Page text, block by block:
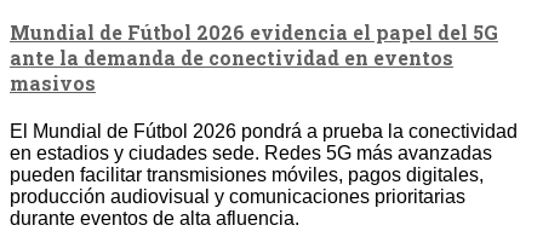
Mundial de Fútbol 2026 evidencia el papel del 5G
ante la demanda de conectividad en eventos
masivos
El Mundial de Fútbol 2026 pondrá a prueba la conectividad
en estadios y ciudades sede. Redes 5G más avanzadas
pueden facilitar transmisiones móviles, pagos digitales,
producción audiovisual y comunicaciones prioritarias
durante eventos de alta afluencia.